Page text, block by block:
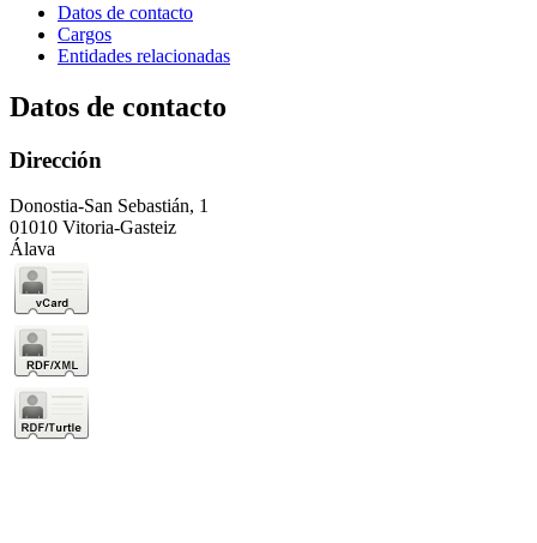
Datos de contacto
Cargos
Entidades relacionadas
Datos de contacto
Dirección
Donostia-San Sebastián, 1
01010 Vitoria-Gasteiz
Álava